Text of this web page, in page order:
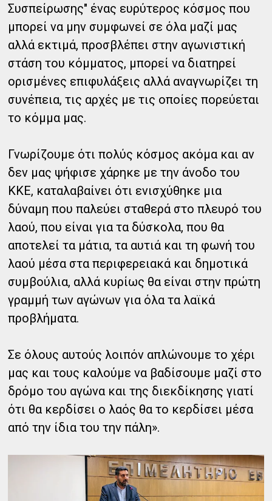
Συσπείρωσης" ένας ευρύτερος κόσμος που
μπορεί να μην συμφωνεί σε όλα μαζί μας
αλλά εκτιμά, προσβλέπει στην αγωνιστική
στάση του κόμματος, μπορεί να διατηρεί
ορισμένες επιφυλάξεις αλλά αναγνωρίζει τη
συνέπεια, τις αρχές με τις οποίες πορεύεται
το κόμμα μας.
Γνωρίζουμε ότι πολύς κόσμος ακόμα και αν
δεν μας ψήφισε χάρηκε με την άνοδο του
ΚΚΕ, καταλαβαίνει ότι ενισχύθηκε μια
δύναμη που παλεύει σταθερά στο πλευρό του
λαού, που είναι για τα δύσκολα, που θα
αποτελεί τα μάτια, τα αυτιά και τη φωνή του
λαού μέσα στα περιφερειακά και δημοτικά
συμβούλια, αλλά κυρίως θα είναι στην πρώτη
γραμμή των αγώνων για όλα τα λαϊκά
προβλήματα.
Σε όλους αυτούς λοιπόν απλώνουμε το χέρι
μας και τους καλούμε να βαδίσουμε μαζί στο
δρόμο του αγώνα και της διεκδίκησης γιατί
ότι θα κερδίσει ο λαός θα το κερδίσει μέσα
από την ίδια του την πάλη».